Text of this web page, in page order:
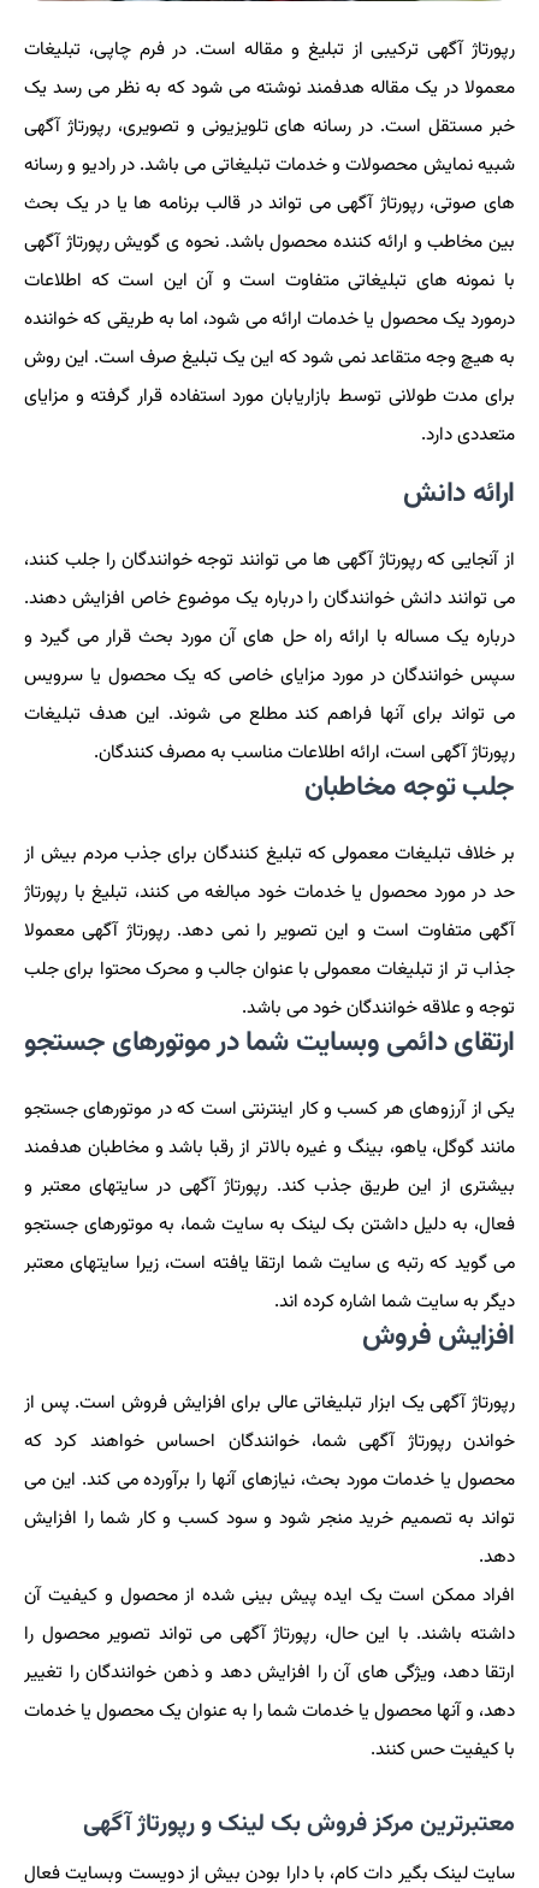
رپورتاژ آگهی ترکیبی از تبلیغ و مقاله است. در فرم چاپی، تبلیغات
معمولا در یک مقاله هدفمند نوشته می شود که به نظر می رسد یک
خبر مستقل است. در رسانه های تلویزیونی و تصویری، رپورتاژ آگهی
شبیه نمایش محصولات و خدمات تبلیغاتی می باشد. در رادیو و رسانه
های صوتی، رپورتاژ آگهی می تواند در قالب برنامه ها یا در یک بحث
بین مخاطب و ارائه کننده محصول باشد. نحوه ی گویش رپورتاژ آگهی
با نمونه های تبلیغاتی متفاوت است و آن این است که اطلاعات
درمورد یک محصول یا خدمات ارائه می شود، اما به طریقی که خواننده
به هیچ وجه متقاعد نمی شود که این یک تبلیغ صرف است. این روش
برای مدت طولانی توسط بازاریابان مورد استفاده قرار گرفته و مزایای
متعددی دارد.
ارائه دانش
از آنجایی که رپورتاژ آگهی ها می توانند توجه خوانندگان را جلب کنند،
می توانند دانش خوانندگان را درباره یک موضوع خاص افزایش دهند.
درباره یک مساله با ارائه راه حل های آن مورد بحث قرار می گیرد و
سپس خوانندگان در مورد مزایای خاصی که یک محصول یا سرویس
می تواند برای آنها فراهم کند مطلع می شوند. این هدف تبلیغات
رپورتاژ آگهی است، ارائه اطلاعات مناسب به مصرف کنندگان.
جلب توجه مخاطبان
بر خلاف تبلیغات معمولی که تبلیغ کنندگان برای جذب مردم بیش از
حد در مورد محصول یا خدمات خود مبالغه می کنند، تبلیغ با رپورتاژ
آگهی متفاوت است و این تصویر را نمی دهد. رپورتاژ آگهی معمولا
جذاب تر از تبلیغات معمولی با عنوان جالب و محرک محتوا برای جلب
توجه و علاقه خوانندگان خود می باشد.
ارتقای دائمی وبسایت شما در موتورهای جستجو
یکی از آرزوهای هر کسب و کار اینترنتی است که در موتورهای جستجو
مانند گوگل، یاهو، بینگ و غیره بالاتر از رقبا باشد و مخاطبان هدفمند
بیشتری از این طریق جذب کند. رپورتاژ آگهی در سایتهای معتبر و
فعال، به دلیل داشتن بک لینک به سایت شما، به موتورهای جستجو
می گوید که رتبه ی سایت شما ارتقا یافته است، زیرا سایتهای معتبر
دیگر به سایت شما اشاره کرده اند.
افزایش فروش
رپورتاژ آگهی یک ابزار تبلیغاتی عالی برای افزایش فروش است. پس از
خواندن رپورتاژ آگهی شما، خوانندگان احساس خواهند کرد که
محصول یا خدمات مورد بحث، نیازهای آنها را برآورده می کند. این می
تواند به تصمیم خرید منجر شود و سود کسب و کار شما را افزایش
دهد.
افراد ممکن است یک ایده پیش بینی شده از محصول و کیفیت آن
داشته باشند. با این حال، رپورتاژ آگهی می تواند تصویر محصول را
ارتقا دهد، ویژگی های آن را افزایش دهد و ذهن خوانندگان را تغییر
دهد، و آنها محصول یا خدمات شما را به عنوان یک محصول یا خدمات
با کیفیت حس کنند.
معتبرترین مرکز فروش بک لینک و رپورتاژ آگهی
سایت لینک بگیر دات کام، با دارا بودن بیش از دویست وبسایت فعال